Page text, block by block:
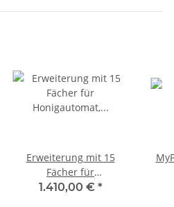
Erweiterung mit 15
Fächer für
Honigautomat, 180mm
1.410,00 € *